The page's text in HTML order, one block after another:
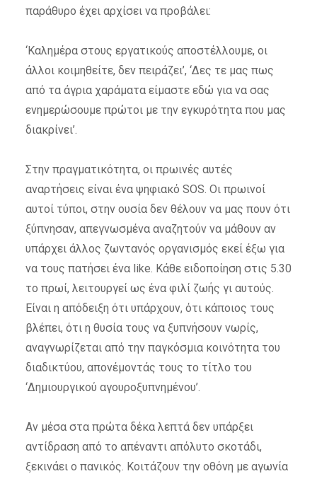
παράθυρο έχει αρχίσει να προβάλει:
‘Καλημέρα στους εργατικούς αποστέλλουμε, οι
άλλοι κοιμηθείτε, δεν πειράζει’, ‘Δες τε μας πως
από τα άγρια χαράματα είμαστε εδώ για να σας
ενημερώσουμε πρώτοι με την εγκυρότητα που μας
διακρίνει’.
Στην πραγματικότητα, οι πρωινές αυτές
αναρτήσεις είναι ένα ψηφιακό SOS. Οι πρωινοί
αυτοί τύποι, στην ουσία δεν θέλουν να μας πουν ότι
ξύπνησαν, απεγνωσμένα αναζητούν να μάθουν αν
υπάρχει άλλος ζωντανός οργανισμός εκεί έξω για
να τους πατήσει ένα like. Κάθε ειδοποίηση στις 5.30
το πρωί, λειτουργεί ως ένα φιλί ζωής γι αυτούς.
Είναι η απόδειξη ότι υπάρχουν, ότι κάποιος τους
βλέπει, ότι η θυσία τους να ξυπνήσουν νωρίς,
αναγνωρίζεται από την παγκόσμια κοινότητα του
διαδικτύου, απονέμοντάς τους το τίτλο του
‘Δημιουργικού αγουροξυπνημένου’.
Αν μέσα στα πρώτα δέκα λεπτά δεν υπάρξει
αντίδραση από το απέναντι απόλυτο σκοτάδι,
ξεκινάει ο πανικός. Κοιτάζουν την οθόνη με αγωνία